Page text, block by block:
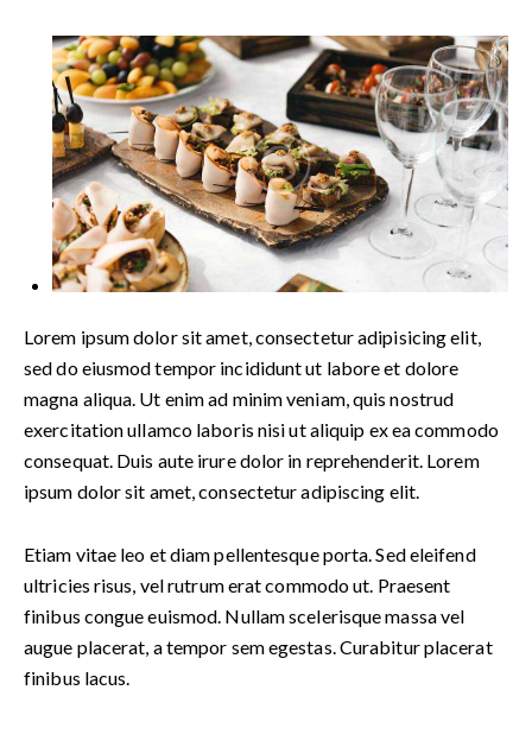
Lorem ipsum dolor sit amet, consectetur adipisicing elit,
sed do eiusmod tempor incididunt ut labore et dolore
magna aliqua. Ut enim ad minim veniam, quis nostrud
exercitation ullamco laboris nisi ut aliquip ex ea commodo
consequat. Duis aute irure dolor in reprehenderit. Lorem
ipsum dolor sit amet, consectetur adipiscing elit.
Etiam vitae leo et diam pellentesque porta. Sed eleifend
ultricies risus, vel rutrum erat commodo ut. Praesent
finibus congue euismod. Nullam scelerisque massa vel
augue placerat, a tempor sem egestas. Curabitur placerat
finibus lacus.